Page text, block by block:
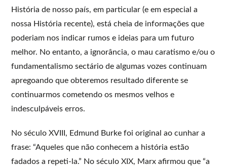
História de nosso país, em particular (e em especial a
nossa História recente), está cheia de informações que
poderiam nos indicar rumos e ideias para um futuro
melhor. No entanto, a ignorância, o mau caratismo e/ou o
fundamentalismo sectário de algumas vozes continuam
apregoando que obteremos resultado diferente se
continuarmos cometendo os mesmos velhos e
indesculpáveis erros.
No século XVIII, Edmund Burke foi original ao cunhar a
frase: “Aqueles que não conhecem a história estão
fadados a repeti-la.” No século XIX, Marx afirmou que “a